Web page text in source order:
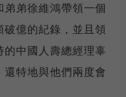
弟徐維鴻帶領一個
億的紀錄，並且領
中國人壽總經理辜
特地與他們兩度會